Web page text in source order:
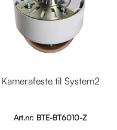
Kamerafeste til System2
Art.nr: BTE-BT6010-Z